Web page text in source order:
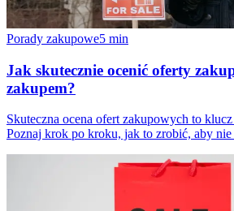
Porady zakupowe5 min
Jak skutecznie ocenić oferty
zakupem?
Skuteczna ocena ofert zakupowych to
Poznaj krok po kroku, jak to zrobić, aby nie